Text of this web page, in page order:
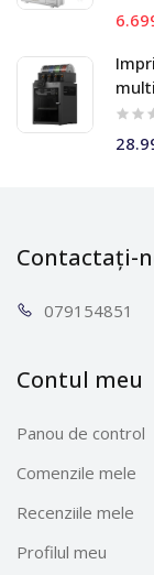
Contactați-
0791 54851
Contul meu
Panou de control
Comenzile mele
Recenziile mele
Profilul meu